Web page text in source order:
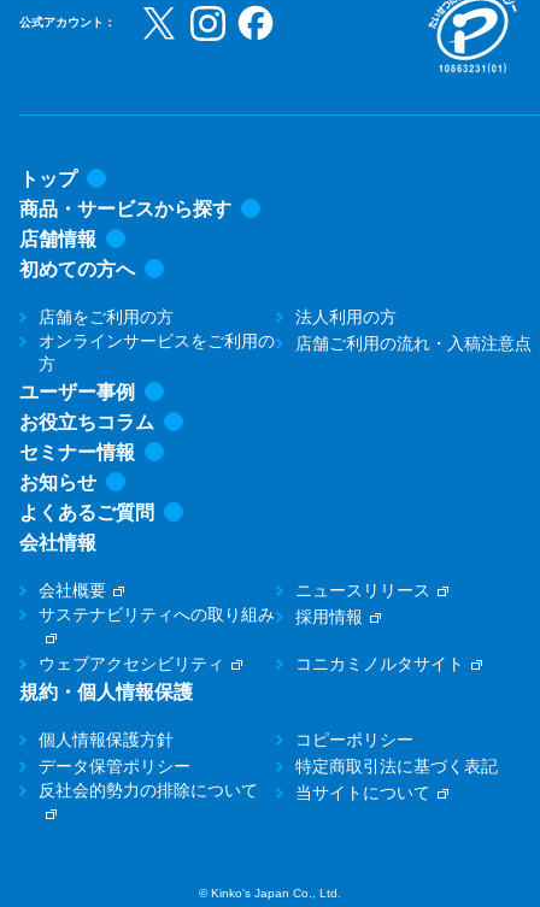
公式アカウント：
トップ
商品・サービスから探す
店舗情報
初めての方へ
店舗をご利用の方
法人利用の方
オンラインサービスをご利用の
方
店舗ご利用の流れ・入稿注意点
ユーザー事例
お役立ちコラム
セミナー情報
お知らせ
よくあるご質問
会社情報
会社概要
ニュースリリース
サステナビリティへの取り組み
採用情報
ウェブアクセシビリティ コニカミノルタサイト
規約・個人情報保護
個人情報保護方針
コピーポリシー
データ保管ポリシー
特定商取引法に基づく表記
反社会的勢力の排除について
当サイトについて
© Kinko's Japan Co., Ltd.